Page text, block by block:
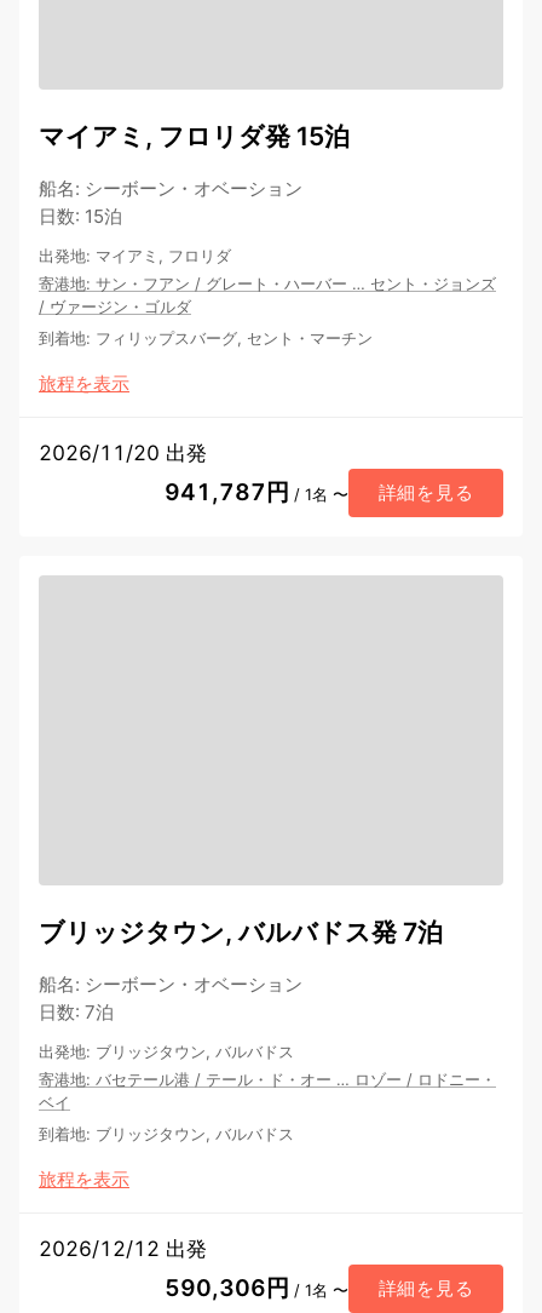
マイアミ, フロリダ発 15泊
船名: シーボーン・オベーション
日数: 15泊
出発地: マイアミ, フロリダ
寄港地: サン・フアン / グレート・ハーバー … セント・ジョンズ
/ ヴァージン・ゴルダ
到着地: フィリップスバーグ, セント・マーチン
旅程を表示
2026/11/20 出発
941,787円 / 1名 〜 詳細を見る
ブリッジタウン, バルバドス発 7泊
船名: シーボーン・オベーション
日数: 7泊
出発地: ブリッジタウン, バルバドス
寄港地: バセテール港 / テール・ド・オー … ロゾー / ロドニー・
ベイ
到着地: ブリッジタウン, バルバドス
旅程を表示
2026/12/12 出発
590,306円 / 1名 〜 詳細を見る